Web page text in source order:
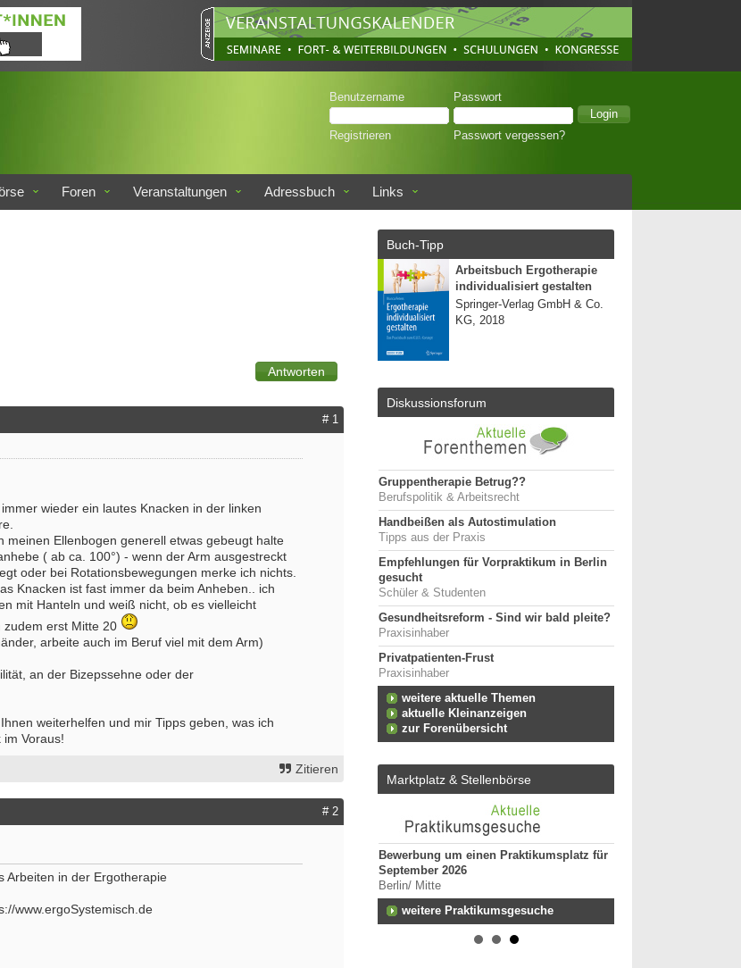
Benutzername Passwort
Registrieren Passwort vergessen?
Foren Veranstaltungen Adressbuch Links
# 1
wieder ein lautes Knacken in der linken
meinen Ellenbogen generell etwas gebeugt halte
( ab ca. 100°) - wenn der Arm ausgestreckt
oder bei Rotationsbewegungen merke ich nichts.
Knacken ist fast immer da beim Anheben.. ich
mit Hanteln und weiß nicht, ob es vielleicht
erst Mitte 20
arbeite auch im Beruf viel mit dem Arm)
an der Bizepssehne oder der
weiterhelfen und mir Tipps geben, was ich
Voraus!
Zitieren
# 2
Arbeiten in der Ergotherapie
www.ergoSystemisch.de
Buch-Tipp
Arbeitsbuch Ergotherapie
individualisiert gestalten
Springer-Verlag GmbH & Co.
KG, 2018
Diskussionsforum
Gruppentherapie Betrug??
Berufspolitik & Arbeitsrecht
Handbeißen als Autostimulation
Tipps aus der Praxis
Empfehlungen für Vorpraktikum in Berlin
gesucht
Schüler & Studenten
Gesundheitsreform - Sind wir bald pleite?
Praxisinhaber
Privatpatienten-Frust
Praxisinhaber
weitere aktuelle Themen
aktuelle Kleinanzeigen
zur Forenübersicht
Marktplatz & Stellenbörse
w/d) in der ambulanten
20000-29999 - Ahrensburg
01.03.2027 zu verkaufen
Bewerbung um einen Praktikumsplatz für
September 2026
Berlin/ Mitte
weitere Praktikumsgesuche